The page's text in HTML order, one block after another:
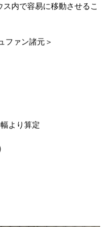
内で容易に移動させるこ
ファン諸元＞
より算定